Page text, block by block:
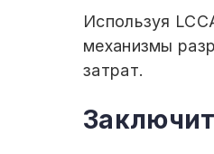
Используя
механизмы
затрат.